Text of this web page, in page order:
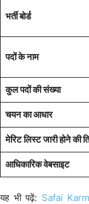
भर्ती बोर्ड
पदों के नाम
कुल पदों की संख्या
चयन का आधार
मेरिट लिस्ट जारी होने की
आधिकारिक वेबसाइट
यह भी पढ़ें: Safai